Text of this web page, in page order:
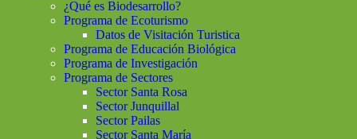
¿Qué es Biodesarrollo?
Programa de Ecoturismo
Datos de Visitación Turistica
Programa de Educación Biológica
Programa de Investigación
Programa de Sectores
Sector Santa Rosa
Sector Junquillal
Sector Pailas
Sector Santa María